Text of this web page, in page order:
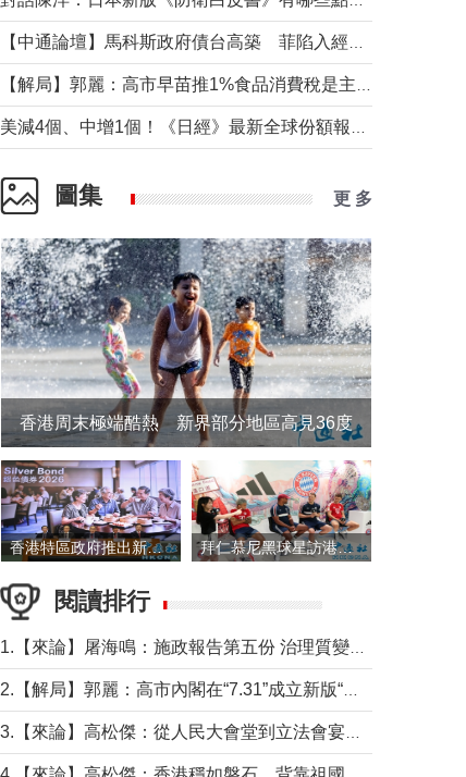
圖集 更 多
香港周末極端酷熱 新界部分地區高見36度
香港特區政府推出新一批銀色債券 每手1萬元保底息4.25厘 拜仁慕尼黑球星訪港 與球迷近距離互動
閱讀排行